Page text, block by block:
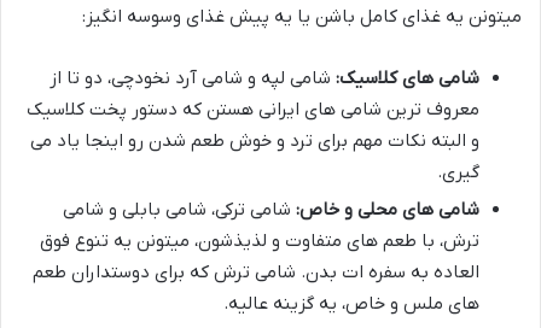
میتونن یه غذای کامل باشن یا یه پیش غذای وسوسه انگیز:
شامی های کلاسیک: شامی لپه و شامی آرد نخودچی، دو تا از
معروف ترین شامی های ایرانی هستن که دستور پخت کلاسیک
و البته نکات مهم برای ترد و خوش طعم شدن رو اینجا یاد می
گیری.
شامی های محلی و خاص: شامی ترکی، شامی بابلی و شامی
ترش، با طعم های متفاوت و لذیذشون، میتونن یه تنوع فوق
العاده به سفره ات بدن. شامی ترش که برای دوستداران طعم
های ملس و خاص، یه گزینه عالیه.